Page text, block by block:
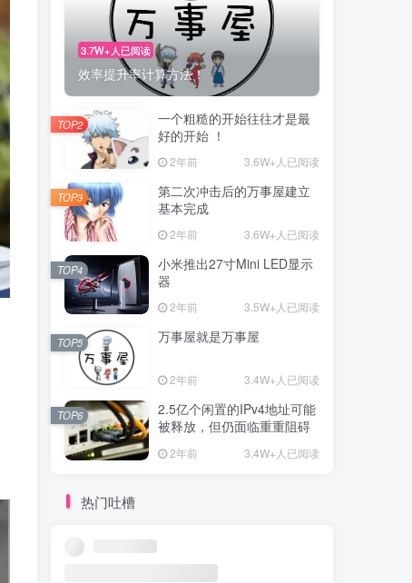
3.7W+人已阅读
效率提升率计算方法！
一个粗糙的开始往往才是最
好的开始 ！
2年前 3.6W+人已阅读
TOP2
第二次冲击后的万事屋建立
基本完成
2年前 3.6W+人已阅读
TOP3
小米推出27寸Mini LED显示
器
2年前 3.5W+人已阅读
TOP4
万事屋就是万事屋
2年前 3.4W+人已阅读
TOP5
2.5亿个闲置的IPv4地址可能
被释放，但仍面临重重阻碍
2年前 3.4W+人已阅读
TOP6
热门吐槽